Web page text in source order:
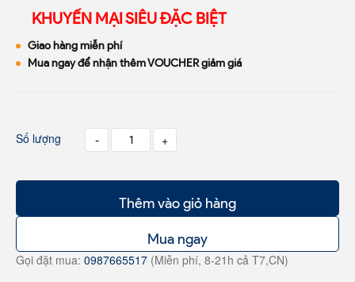
KHUYẾN MẠI SIÊU ĐẶC BIỆT
Giao hàng miễn phí
Mua ngay để nhận thêm VOUCHER giảm giá
Số lượng - +
Thêm vào giỏ hàng
Mua ngay
Gọi đặt mua: 0987665517 (Miễn phí, 8-21h cả T7,CN)